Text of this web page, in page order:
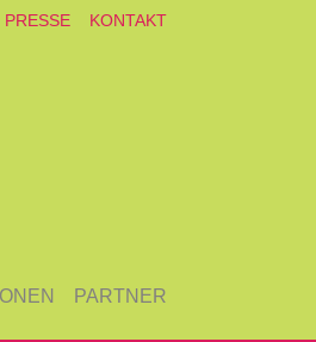
PRESSE KONTAKT
PARTNER